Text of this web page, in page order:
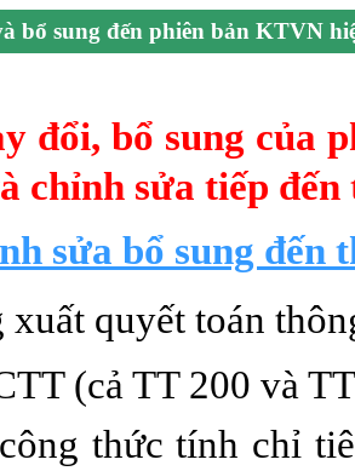
bổ sung đến phiên bản KTVN
đổi, bổ sung của
chỉnh sửa tiếp
sửa bổ sung đến
xuất quyết toán
(cả TT 200 và
thức tính chỉ